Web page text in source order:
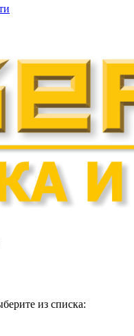
из списка: